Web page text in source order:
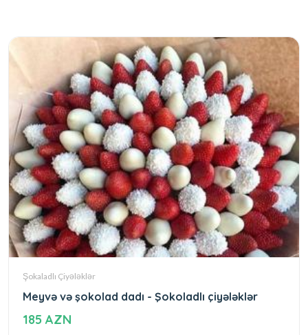
Şokaladlı Çiyələklər
Meyvə və şokolad dadı - Şokoladlı çiyələklər
185 AZN